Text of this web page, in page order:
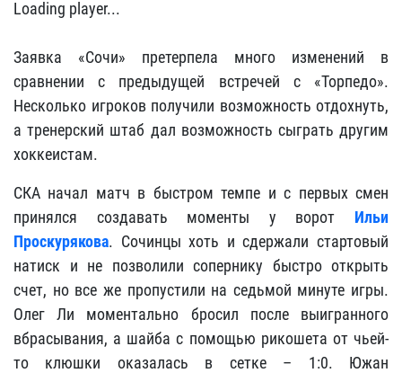
Loading player...
Заявка «Сочи» претерпела много изменений в
сравнении с предыдущей встречей с «Торпедо».
Несколько игроков получили возможность отдохнуть,
а тренерский штаб дал возможность сыграть другим
хоккеистам.
СКА начал матч в быстром темпе и с первых смен
принялся создавать моменты у ворот Ильи
Проскурякова. Сочинцы хоть и сдержали стартовый
натиск и не позволили сопернику быстро открыть
счет, но все же пропустили на седьмой минуте игры.
Олег Ли моментально бросил после выигранного
вбрасывания, а шайба с помощью рикошета от чьей-
то клюшки оказалась в сетке – 1:0. Южан